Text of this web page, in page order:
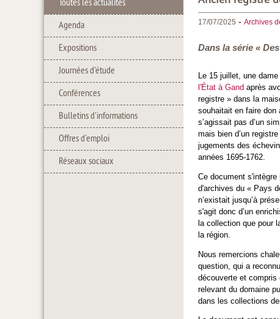
Toutes les actualités
Agenda
Expositions
Journées d'étude
Conférences
Bulletins d'informations
Offres d'emploi
Réseaux sociaux
17/07/2025 - Archives
Dans la série «
Le 15 juillet, une
l'État à Gand après
registre » dans la
souhaitait en faire
s’agissait pas d’un
mais bien d’un
jugements des
années 1695-1762.
Ce document
d'archives du « Pays
n’existait jusqu’à
s'agit donc d’un
la collection que pour
la région.
Nous remercions
question, qui a
découverte et compris
relevant du domaine
dans les collections